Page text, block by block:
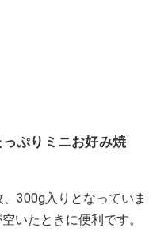
ぷりミニお好み焼
300g入りとなっていま
いたときに便利です。